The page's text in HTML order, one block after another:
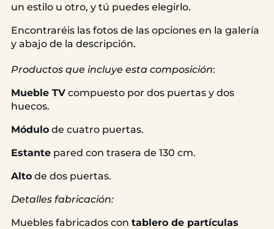
un estilo u otro, y tú puedes elegirlo.
Encontraréis las fotos de las opciones en la galería
y abajo de la descripción.
Productos que incluye esta composición:
Mueble TVcompuesto por dos puertas y dos
huecos.
Módulode cuatro puertas.
Estantepared con trasera de 130 cm.
Altode dos puertas.
Detalles fabricación:
Muebles fabricados con tablero de partículas